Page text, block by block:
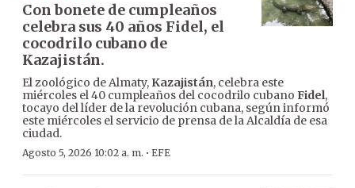
Con bonete de cumpleaños
celebra sus 40 años Fidel, el
cocodrilo cubano de
Kazajistán.
El zoológico de Almaty, Kazajistán, celebra este
miércoles el 40 cumpleaños del cocodrilo cubano Fidel,
tocayo del líder de la revolución cubana, según informó
este miércoles el servicio de prensa de la Alcaldía de esa
ciudad.
Agosto 5, 2026 10:02 a. m. · EFE